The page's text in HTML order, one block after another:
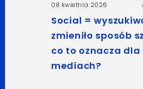
08 kwietnia 2026
Social =
zmieniło sposób
co to oznacza dla
mediach?